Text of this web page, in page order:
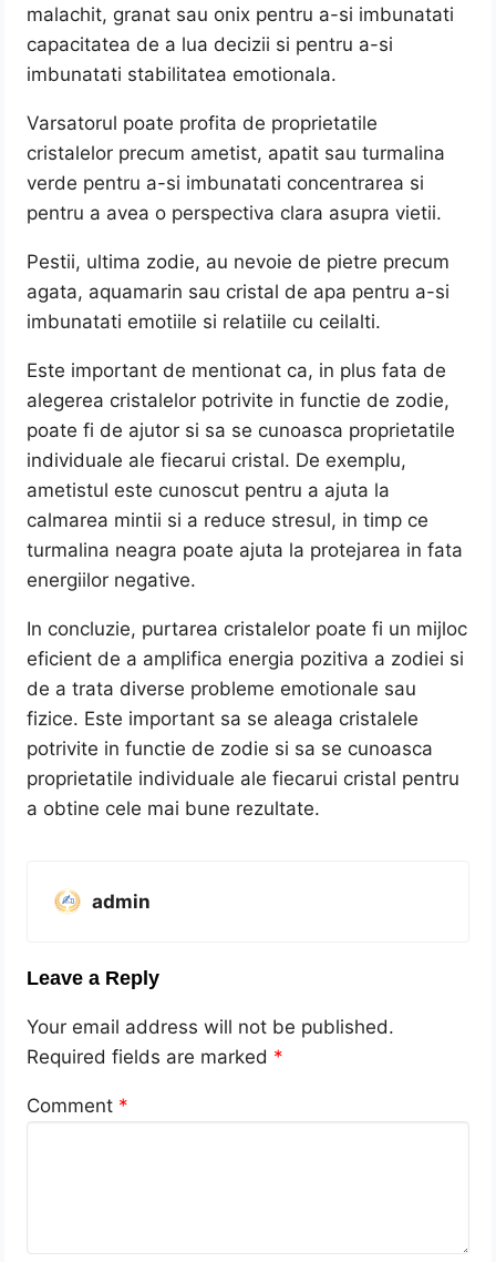
malachit, granat sau onix pentru a-si imbunatati
capacitatea de a lua decizii si pentru a-si
imbunatati stabilitatea emotionala.
Varsatorul poate profita de proprietatile
cristalelor precum ametist, apatit sau turmalina
verde pentru a-si imbunatati concentrarea si
pentru a avea o perspectiva clara asupra vietii.
Pestii, ultima zodie, au nevoie de pietre precum
agata, aquamarin sau cristal de apa pentru a-si
imbunatati emotiile si relatiile cu ceilalti.
Este important de mentionat ca, in plus fata de
alegerea cristalelor potrivite in functie de zodie,
poate fi de ajutor si sa se cunoasca proprietatile
individuale ale fiecarui cristal. De exemplu,
ametistul este cunoscut pentru a ajuta la
calmarea mintii si a reduce stresul, in timp ce
turmalina neagra poate ajuta la protejarea in fata
energiilor negative.
In concluzie, purtarea cristalelor poate fi un mijloc
eficient de a amplifica energia pozitiva a zodiei si
de a trata diverse probleme emotionale sau
fizice. Este important sa se aleaga cristalele
potrivite in functie de zodie si sa se cunoasca
proprietatile individuale ale fiecarui cristal pentru
a obtine cele mai bune rezultate.
admin
Leave a Reply
Your email address will not be published.
Required fields are marked *
Comment *